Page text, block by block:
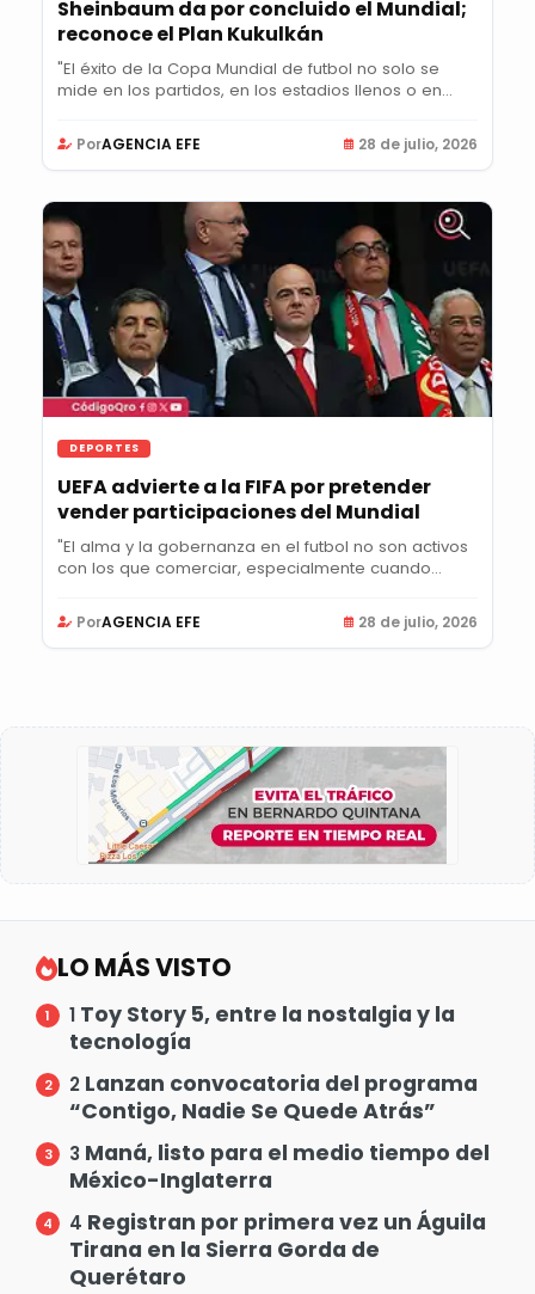
Sheinbaum da por concluido el Mundial;
reconoce el Plan Kukulkán
"El éxito de la Copa Mundial de futbol no solo se
mide en los partidos, en los estadios llenos o en...
PorAGENCIA EFE 28 de julio, 2026
DEPORTES
UEFA advierte a la FIFA por pretender
vender participaciones del Mundial
"El alma y la gobernanza en el futbol no son activos
con los que comerciar, especialmente cuando...
PorAGENCIA EFE 28 de julio, 2026
LO MÁS VISTO
1 Toy Story 5, entre la nostalgia y la
tecnología
2 Lanzan convocatoria del programa
“Contigo, Nadie Se Quede Atrás”
3 Maná, listo para el medio tiempo del
México-Inglaterra
4 Registran por primera vez un Águila
Tirana en la Sierra Gorda de
Querétaro